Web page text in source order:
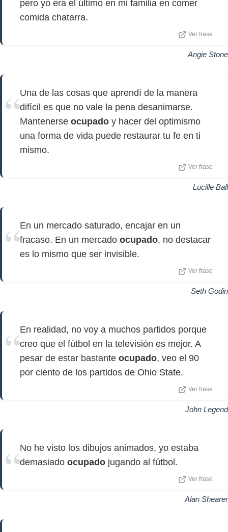
pero yo era el último en mi familia en comer
comida chatarra.
Ver frase
Angie Stone
Una de las cosas que aprendí de la manera
difícil es que no vale la pena desanimarse.
Mantenerse ocupado y hacer del optimismo
una forma de vida puede restaurar tu fe en ti
mismo.
Ver frase
Lucille Ball
En un mercado saturado, encajar en un
fracaso. En un mercado ocupado, no destacar
es lo mismo que ser invisible.
Ver frase
Seth Godin
En realidad, no voy a muchos partidos porque
creo que el fútbol en la televisión es mejor. A
pesar de estar bastante ocupado, veo el 90
por ciento de los partidos de Ohio State.
Ver frase
John Legend
No he visto los dibujos animados, yo estaba
demasiado ocupado jugando al fútbol.
Ver frase
Alan Shearer